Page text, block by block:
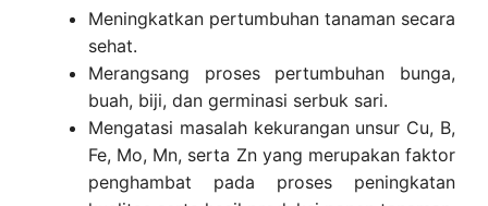
Meningkatkan pertumbuhan tanaman secara
sehat.
Merangsang proses pertumbuhan bunga,
buah, biji, dan germinasi serbuk sari.
Mengatasi masalah kekurangan unsur Cu, B,
Fe, Mo, Mn, serta Zn yang merupakan faktor
penghambat pada proses peningkatan